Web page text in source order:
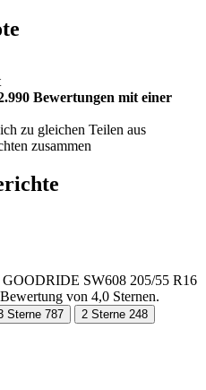
Bewertungen mit einer
zu gleichen Teilen aus
zusammen
GOODRIDE SW608 205/55 R16
von 4,0 Sternen.
Sterne 787 2 Sterne 248